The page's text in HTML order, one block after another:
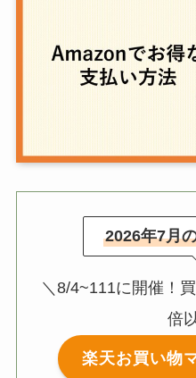
2026年7月
＼8/4~111に開催！
倍
楽天お買い物